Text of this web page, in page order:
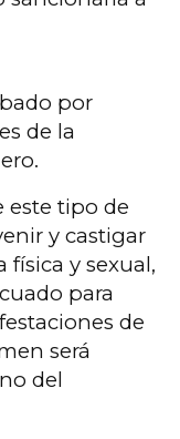
por
de la
este tipo de
y castigar
y sexual,
para
de
será
del